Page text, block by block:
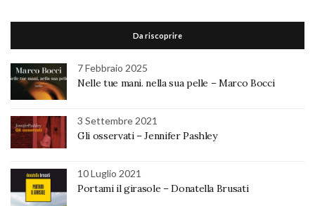
Da riscoprire
7 Febbraio 2025
Nelle tue mani. nella sua pelle – Marco Bocci
3 Settembre 2021
Gli osservati – Jennifer Pashley
10 Luglio 2021
Portami il girasole – Donatella Brusati